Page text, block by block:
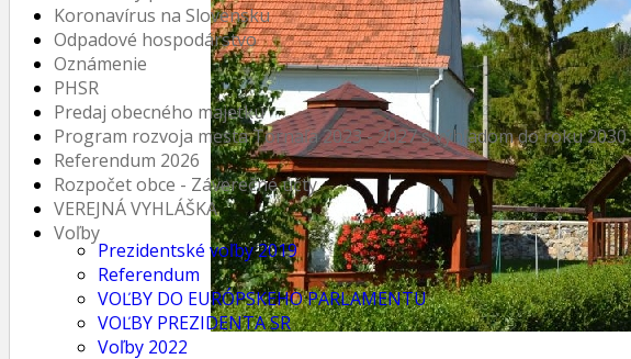
Koronavírus na Slovensku
Odpadové hospodárstvo
Oznámenie
PHSR
Predaj obecného majetku
Program rozvoja mesta Tornaľa 2023 - 2027 s výhľadom do roku 2030
Referendum 2026
Rozpočet obce - Záverečné účty
VEREJNÁ VYHLÁŠKA
Voľby
Prezidentské voľby 2019
Referendum
VOĽBY DO EURÓPSKEHO PARLAMENTU
VOĽBY PREZIDENTA SR
Voľby 2022